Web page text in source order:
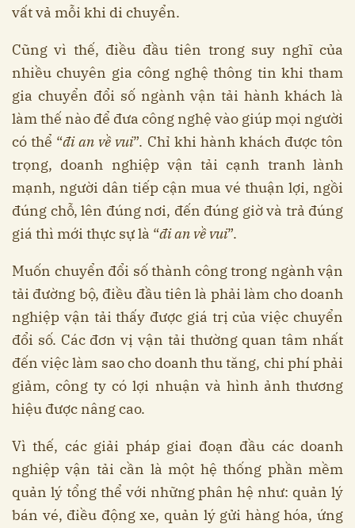
vất vả mỗi khi di chuyển.
Cũng vì thế, điều đầu tiên trong suy nghĩ của
nhiều chuyên gia công nghệ thông tin khi tham
gia chuyển đổi số ngành vận tải hành khách là
làm thế nào để đưa công nghệ vào giúp mọi người
có thể “đi an về vui”. Chỉ khi hành khách được tôn
trọng, doanh nghiệp vận tải cạnh tranh lành
mạnh, người dân tiếp cận mua vé thuận lợi, ngồi
đúng chỗ, lên đúng nơi, đến đúng giờ và trả đúng
giá thì mới thực sự là “đi an về vui”.
Muốn chuyển đổi số thành công trong ngành vận
tải đường bộ, điều đầu tiên là phải làm cho doanh
nghiệp vận tải thấy được giá trị của việc chuyển
đổi số. Các đơn vị vận tải thường quan tâm nhất
đến việc làm sao cho doanh thu tăng, chi phí phải
giảm, công ty có lợi nhuận và hình ảnh thương
hiệu được nâng cao.
Vì thế, các giải pháp giai đoạn đầu các doanh
nghiệp vận tải cần là một hệ thống phần mềm
quản lý tổng thể với những phân hệ như: quản lý
bán vé, điều động xe, quản lý gửi hàng hóa, ứng